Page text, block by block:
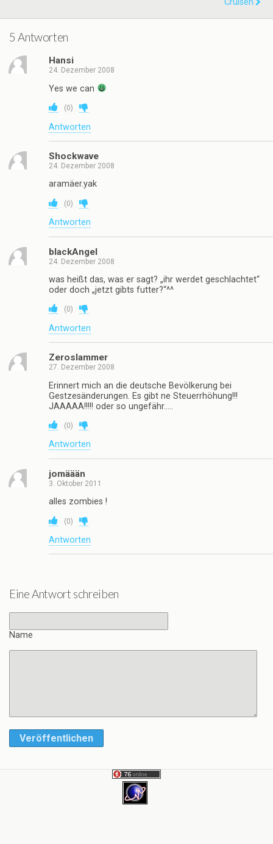
Cruisen
5 Antworten
Hansi
24. Dezember 2008
Yes we can
(0)
Antworten
Shockwave
24. Dezember 2008
aramäer.yak
(0)
Antworten
blackAngel
24. Dezember 2008
was heißt das, was er sagt? „ihr werdet geschlachtet“
oder doch „jetzt gibts futter?“^^
(0)
Antworten
Zeroslammer
27. Dezember 2008
Erinnert mich an die deutsche Bevölkerung bei
Gestzesänderungen. Es gibt ne Steuerrhöhung!!!
JAAAAA!!!!! oder so ungefähr…..
(0)
Antworten
jomäään
3. Oktober 2011
alles zombies !
(0)
Antworten
Eine Antwort schreiben
Name
Veröffentlichen